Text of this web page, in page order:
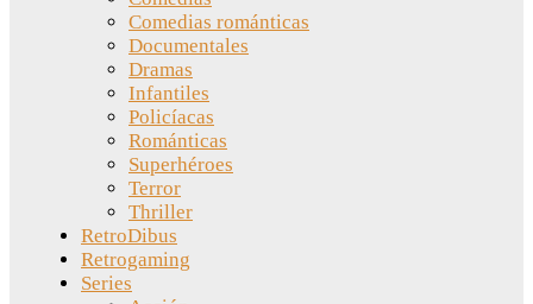
Comedias románticas
Documentales
Dramas
Infantiles
Policíacas
Románticas
Superhéroes
Terror
Thriller
RetroDibus
Retrogaming
Series